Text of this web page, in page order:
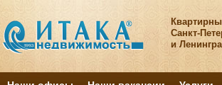
Санкт-
и